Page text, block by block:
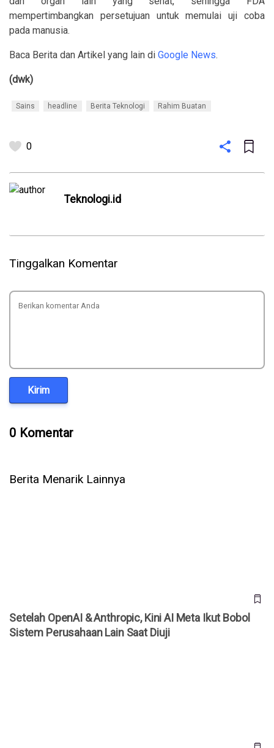
mempertimbangkan persetujuan untuk memulai uji coba
pada manusia.
Baca Berita dan Artikel yang lain di Google News.
(dwk)
Sains headline Berita Teknologi Rahim Buatan
0
Teknologi.id
Tinggalkan Komentar
Kirim
0 Komentar
Berita Menarik Lainnya
Setelah OpenAI & Anthropic, Kini AI Meta Ikut Bobol
Sistem Perusahaan Lain Saat Diuji